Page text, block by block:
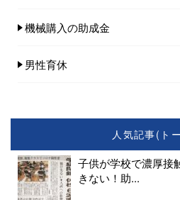
機械購入の助成金
男性育休
人気記事(ト
子供が学校で濃厚接
きない！助...